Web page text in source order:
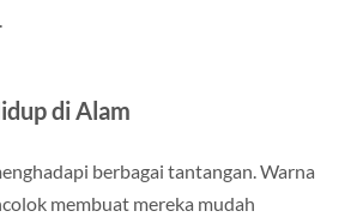
di Alam
berbagai tantangan. Warna
membuat mereka mudah